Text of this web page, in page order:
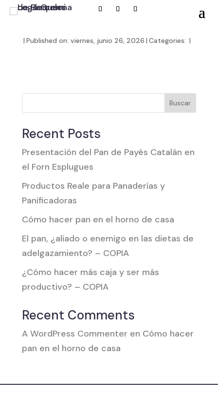
| Published on: viernes, junio 26, 2026 | Categories: |
Buscar
Recent Posts
Presentación del Pan de Payés Catalán en
el Forn Esplugues
Productos Reale para Panaderías y
Panificadoras
Cómo hacer pan en el horno de casa
El pan, ¿aliado o enemigo en las dietas de
adelgazamiento? – COPIA
¿Cómo hacer más caja y ser más
productivo? – COPIA
Recent Comments
A WordPress Commenter en Cómo hacer
pan en el horno de casa